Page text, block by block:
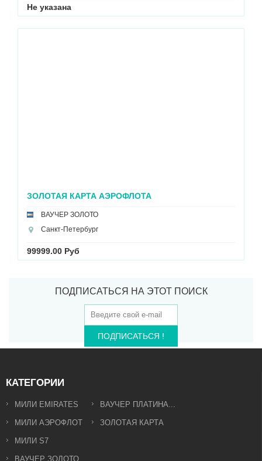
Не указана
ЗОЛОТАЯ КАРТА АЭРОФЛОТА
ВАУЧЕР ЗОЛОТО
Санкт-Петербург
99999.00 Руб
ПОДПИСАТЬСЯ НА ЭТОТ ПОИСК
ПОДПИСАТЬСЯ !
КАТЕГОРИИ
МИЛИ EMIRATES
МИЛИ АЭРОФЛОТ
МИЛИ S7
ВАУЧЕР ЗОЛОТО
ВАУЧЕР ПЛАТИНА...
ЗОЛОТАЯ КАРТА